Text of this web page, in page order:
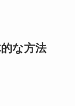
な方法